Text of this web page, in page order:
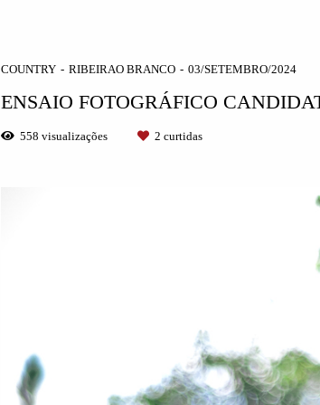
COUNTRY RIBEIRAO BRANCO 03/SETEMBRO/2024
ENSAIO FOTOGRÁFICO
558 visualizações 2 curtidas